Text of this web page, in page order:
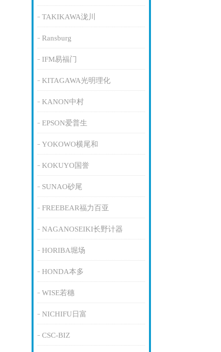
TAKIKAWA泷川
Ransburg
IFM易福门
KITAGAWA光明理化
KANON中村
EPSON爱普生
YOKOWO横尾和
KOKUYO国誉
SUNAO砂尾
FREEBEAR福力百亚
NAGANOSEIKI长野计器
HORIBA堀场
HONDA本多
WISE若穗
NICHIFU日富
CSC-BIZ